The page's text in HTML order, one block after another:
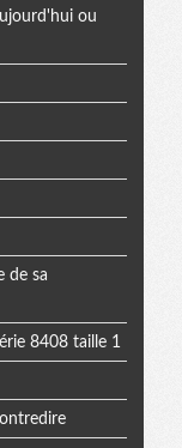
ou
de sa
8408 taille 1